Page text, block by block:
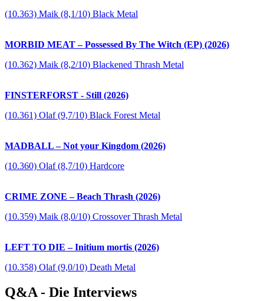
(10.363) Maik (8,1/10) Black Metal
MORBID MEAT – Possessed By The Witch (EP) (2026)
(10.362) Maik (8,2/10) Blackened Thrash Metal
FINSTERFORST - Still (2026)
(10.361) Olaf (9,7/10) Black Forest Metal
MADBALL – Not your Kingdom (2026)
(10.360) Olaf (8,7/10) Hardcore
CRIME ZONE – Beach Thrash (2026)
(10.359) Maik (8,0/10) Crossover Thrash Metal
LEFT TO DIE – Initium mortis (2026)
(10.358) Olaf (9,0/10) Death Metal
Q&A - Die Interviews